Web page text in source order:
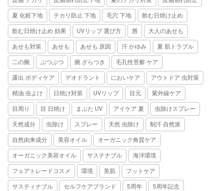
夏 化粧下地 テカリ防止 下地 毛穴 下地 飲む日焼け止め
飲む日焼け止め 効果 UVリップ 選び方 唇 大人のあせも
あせも対策 あせも あせも 原因 汗 かゆみ 夏 肌トラブル
二の腕 ぶつぶつ 腕 ざらつき 毛孔性苔癬 ケア
露出 ボディケア デオドラント においケア アウトドア 虫対策
精油 虫よけ 日焼け対策 UVリップ 目元 紫外線ケア
目周り 目 日焼け まぶた UV アイケア 夏 虫除けスプレー
天然成分 虫除け スプレー 天然 虫除け 制汗 自然派
自然由来成分 美容オイル オーガニック角質ケア
オーガニック美容オイル サステナブル 海洋環境
フェアトレードコスメ 環境 美肌 フットケア
サスティナブル セルフケアブランド 5周年 5周年記念